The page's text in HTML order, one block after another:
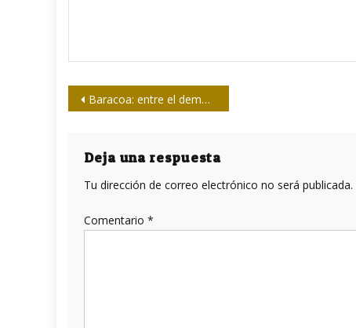
Navegación
entradas
Baracoa: entre el demonio y el amor
Deja una respuesta
Tu dirección de correo electrónico no será publicada.
Comentario *